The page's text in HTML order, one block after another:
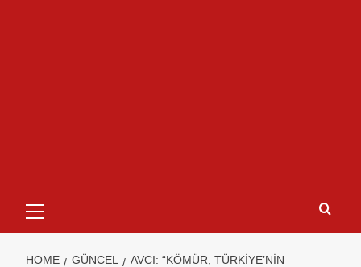
HOME GÜNCEL
AVCI: “KÖMÜR, TÜRKIYE’NIN